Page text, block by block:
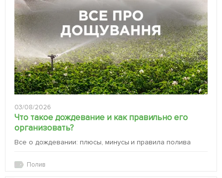
03/08/2026
Что такое дождевание и как правильно его
организовать?
Все о дождевании: плюсы, минусы и правила полива
Полив